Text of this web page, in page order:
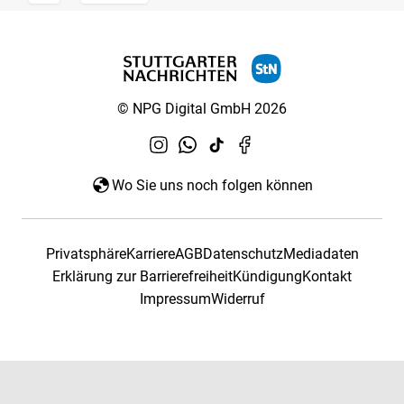
© NPG Digital GmbH 2026
Wo Sie uns noch folgen können
PrivatsphäreKarriereAGBDatenschutzMediadaten
Erklärung zur BarrierefreiheitKündigungKontakt
ImpressumWiderruf